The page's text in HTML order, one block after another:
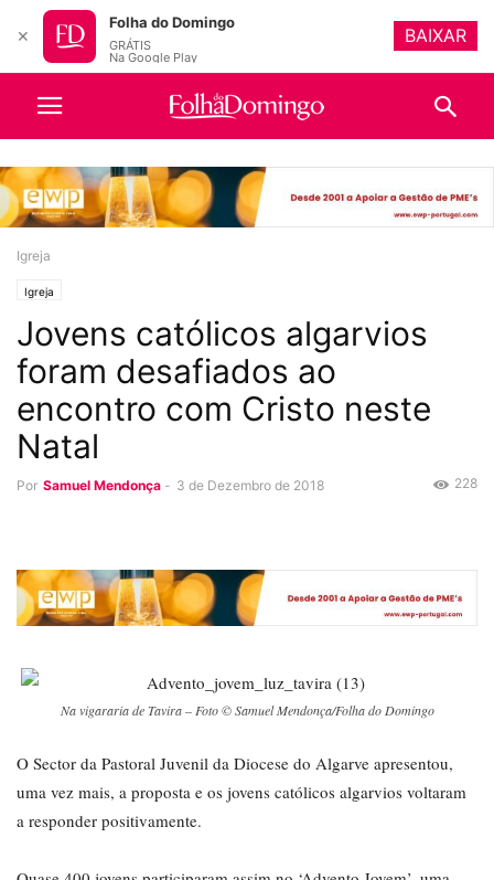
Igreja
Igreja
Jovens católicos algarvios
foram desafiados ao
encontro com Cristo neste
Natal
Por Samuel Mendonça - 3 de Dezembro de 2018 228
Na vigararia de Tavira – Foto © Samuel Mendonça/Folha do Domingo
O Sector da Pastoral Juvenil da Diocese do Algarve apresentou,
uma vez mais, a proposta e os jovens católicos algarvios voltaram
a responder positivamente.
✕
Folha do Domingo
GRÁTIS
Na Google Play
BAIXAR